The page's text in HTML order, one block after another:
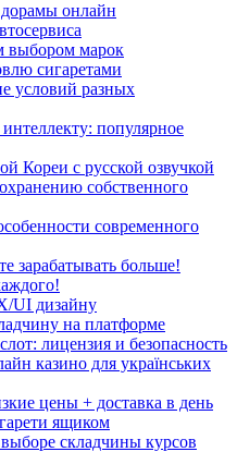
онлайн
выбором марок
сигаретами
условий разных
популярное
с русской озвучкой
собственного
современного
зарабатывать больше!
UI дизайну
на платформе
лицензия и безопасность
казино для українських
цены + доставка в день
ящиком
складчины курсов